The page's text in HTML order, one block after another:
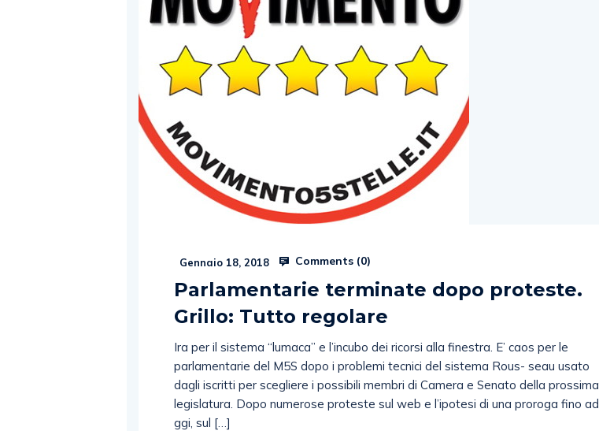
Gennaio 18, 2018 Comments (0)
Parlamentarie terminate dopo proteste.
Grillo: Tutto regolare
Ira per il sistema “lumaca” e l’incubo dei ricorsi alla finestra. E’ caos per le
parlamentarie del M5S dopo i problemi tecnici del sistema Rous- seau usato
dagli iscritti per scegliere i possibili membri di Camera e Senato della prossima
legislatura. Dopo numerose proteste sul web e l’ipotesi di una proroga fino ad
ggi, sul […]